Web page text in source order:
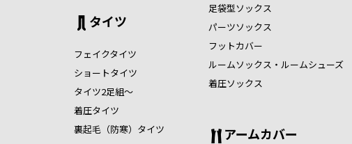
タイツ
フェイクタイツ
ショートタイツ
タイツ2足組～
着圧タイツ
裏起毛（防寒）タイツ
足袋型ソックス
パーツソックス
フットカバー
ルームソックス・ルームシューズ
着圧ソックス
アームカバー